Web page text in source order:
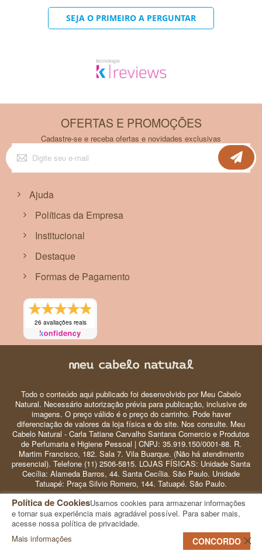
Política de CookiesUsamos cookies para armazenar informações
e tornar sua experiência mais agradável possível. Para saber mais,
acesse nossa política de privacidade.
Mais informações
CONCORDO
SEJA O PRIMEIRO A PERGUNTAR
OFERTAS E PROMOÇÕES
Cadastre-se e receba ofertas e novidades exclusivas
Inscreva-
se
na
Ajuda
Políticas da Empresa
Institucional
Destaque
Formas de Pagamento
26 avaliações reais
Todo o conteúdo aqui publicado foi desenvolvido por Meu Cabelo
Natural. Necessário autorização prévia para publicação, inclusive de
imagens. O preço válido é o preço do carrinho. Pode haver
diferenciação de valores da loja física e do site. Nos consulte. Meu
Cabelo Natural - Carla Tatiane Carvalho Santana Comercio e Produtos
de Perfumaria e Higiene Pessoal | CNPJ: 35.919.150/0001-88. R.
Martim Francisco, 182. Sala 7. Vila Buarque. (Não há atendimento
presencial). Telefone (11) 2506-5815. LOJAS FÍSICAS: Unidade Santa
Cecília: Alameda Barros, 44. Santa Cecília. São Paulo. Unidade
Tatuapé: Praça Silvio Romero, 144. Tatuapé. São Paulo.
© 2024 Meu Cabelo Natural - Copyright